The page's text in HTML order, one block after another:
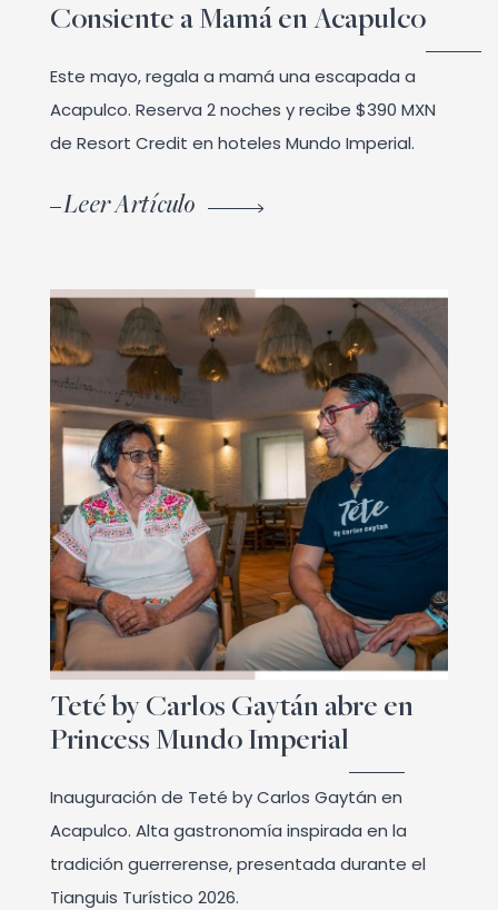
Consiente a Mamá en Acapulco
Este mayo, regala a mamá una escapada a
Acapulco. Reserva 2 noches y recibe $390 MXN
de Resort Credit en hoteles Mundo Imperial.
Leer Artículo
Teté by Carlos Gaytán abre en
Princess Mundo Imperial
Inauguración de Teté by Carlos Gaytán en
Acapulco. Alta gastronomía inspirada en la
tradición guerrerense, presentada durante el
Tianguis Turístico 2026.